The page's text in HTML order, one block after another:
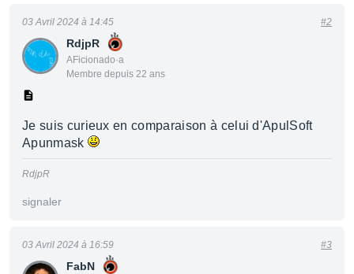
RdjpR
AFicionado·a
Membre depuis 22 ans
03 Avril 2024 à 14:45 #2
Je suis curieux en comparaison à celui d'ApulSoft
Apunmask
RdjpR
signaler
FabN
03 Avril 2024 à 16:59 #3